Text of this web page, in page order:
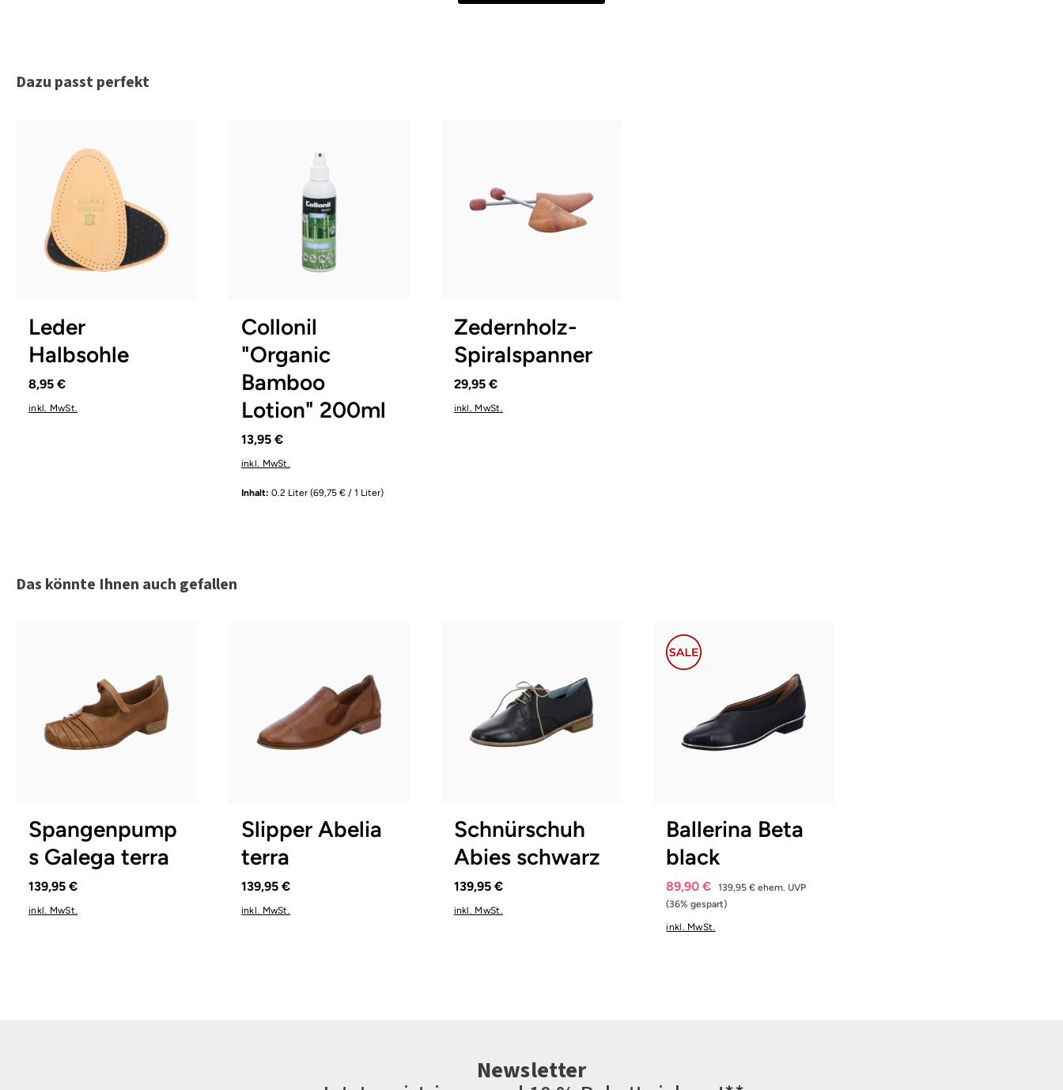
Produktgalerie überspringen
Dazu passt perfekt
Leder
Halbsohle
8,95 €
inkl. MwSt.
Collonil
"Organic
Bamboo
Lotion" 200ml
Inhalt: 0.2 Liter (69,75 € / 1 Liter)
13,95 €
inkl. MwSt.
Zedernholz-
Spiralspanner
29,95 €
inkl. MwSt.
Produktgalerie überspringen
Das könnte Ihnen auch gefallen
Spangenpump
s Galega terra
139,95 €
inkl. MwSt.
Slipper Abelia
terra
139,95 €
inkl. MwSt.
Schnürschuh
Abies schwarz
139,95 €
inkl. MwSt.
Ballerina Beta
black
89,90 € 139,95 € ehem. UVP
(36% gespart)
inkl. MwSt.
Newsletter